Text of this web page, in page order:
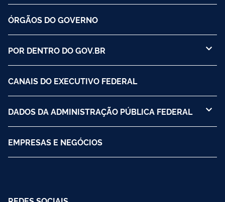
ÓRGÃOS DO GOVERNO
POR DENTRO DO GOV.BR
CANAIS DO EXECUTIVO FEDERAL
DADOS DA ADMINISTRAÇÃO PÚBLICA FEDERAL
EMPRESAS E NEGÓCIOS